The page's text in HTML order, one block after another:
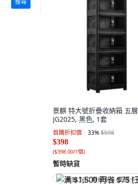
搜尋
景麒 特大號折疊收納箱 五層
JG2025, 黑色, 1套
首購折扣價 33%$598
$398
($398.00/1個)
暫時缺貨
满 $1,500 再省 $75 (王道卡)